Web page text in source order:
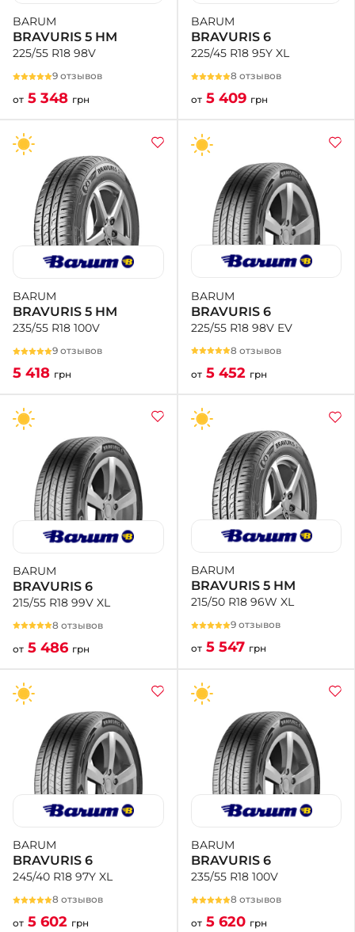
BARUM
BRAVURIS 5 HM
225/55 R18 98V
9 отзывов
от 5 348 грн
BARUM
BRAVURIS 6
225/45 R18 95Y XL
8 отзывов
от 5 409 грн
BARUM
BRAVURIS 5 HM
235/55 R18 100V
9 отзывов
5 418 грн
BARUM
BRAVURIS 6
225/55 R18 98V EV
8 отзывов
от 5 452 грн
BARUM
BRAVURIS 6
215/55 R18 99V XL
8 отзывов
от 5 486 грн
BARUM
BRAVURIS 5 HM
215/50 R18 96W XL
9 отзывов
от 5 547 грн
BARUM
BRAVURIS 6
245/40 R18 97Y XL
8 отзывов
от 5 602 грн
BARUM
BRAVURIS 6
235/55 R18 100V
8 отзывов
от 5 620 грн